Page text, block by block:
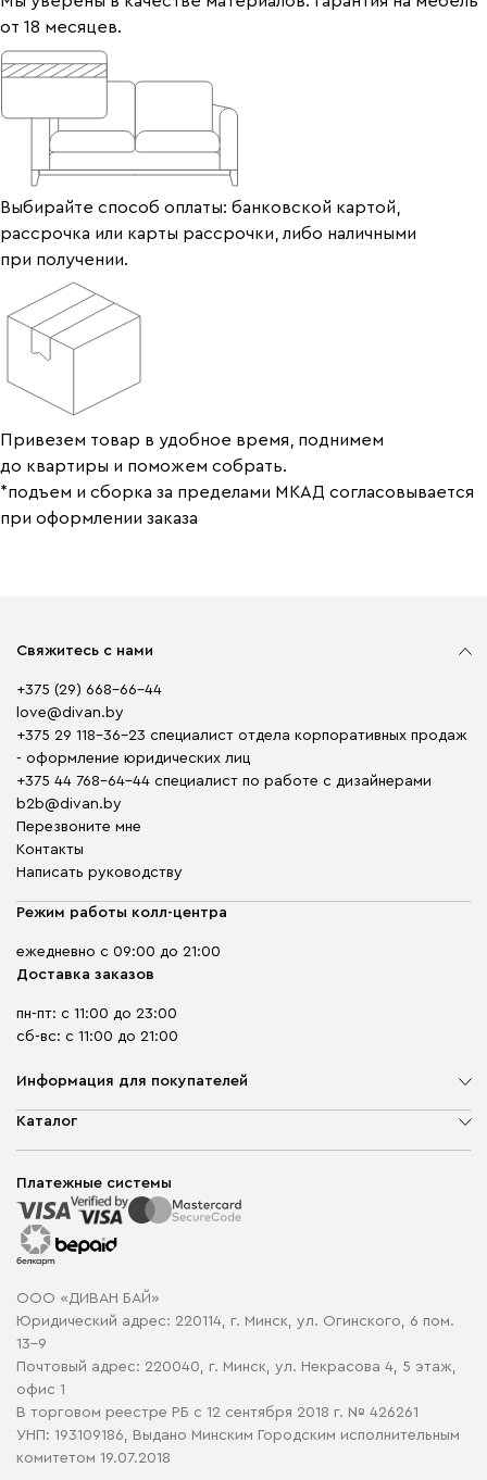
от 18 месяцев.
Выбирайте способ оплаты: банковской картой,
рассрочка или карты рассрочки, либо наличными
при получении.
Привезем товар в удобное время, поднимем
до квартиры и поможем собрать.
*подъем и сборка за пределами МКАД согласовывается
при оформлении заказа
Свяжитесь с нами
+375 (29) 668-66-44
love@divan.by
+375 29 118-36-23 специалист отдела корпоративных продаж
- оформление юридических лиц
+375 44 768-64-44 специалист по работе с дизайнерами
b2b@divan.by
Перезвоните мне
Контакты
Написать руководству
Режим работы колл-центра
ежедневно с 09:00 до 21:00
Доставка заказов
пн-пт: с 11:00 до 23:00
сб-вс: с 11:00 до 21:00
Информация для покупателей
О компании
Способы оплаты
Рассрочка и кредит
Гарантия
Карта сайта
Политика конфиденциальности
Политика в отношении обработки cookie
Каталог
Корпусная мебель
Распродажа мебели
Платежные системы
ООО «ДИВАН БАЙ»
Юридический адрес: 220114, г. Минск, ул. Огинского, 6 пом.
13-9
Почтовый адрес: 220040, г. Минск, ул. Некрасова 4, 5 этаж,
офис 1
В торговом реестре РБ с 12 сентября 2018 г. № 426261
УНП: 193109186, Выдано Минским Городским исполнительным
комитетом 19.07.2018